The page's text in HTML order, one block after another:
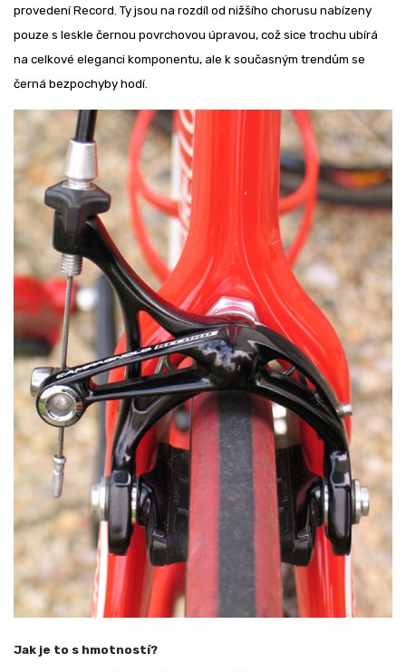
provedení Record. Ty jsou na rozdíl od nižšího chorusu nabízeny
pouze s leskle černou povrchovou úpravou, což sice trochu ubírá
na celkové eleganci komponentu, ale k současným trendům se
černá bezpochyby hodí.
Jak je to s hmotností?